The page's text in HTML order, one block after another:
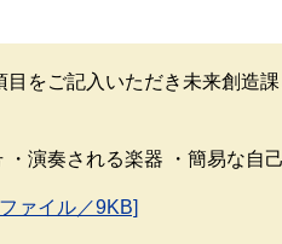
をご記入いただき未来創造
・演奏される楽器 ・簡易な自
ァイル／9KB]